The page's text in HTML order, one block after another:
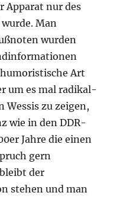
Apparat nur des
Man
wurden
Art
um es mal radikal-
Wessis zu zeigen,
wie in den DDR-
Jahre die einen
gern
der
stehen und man